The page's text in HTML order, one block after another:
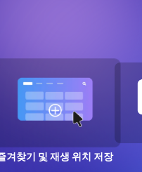
겨찾기 및 재생 위치 저장